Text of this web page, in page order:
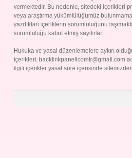
vermektedir. Bu nedenle, sitedeki içerikleri
veya araştırma yükümlülüğümüz
yazdıkları içeriklerin sorumluluğunu
sorumluluğu kabul etmiş sayılırlar.
Hukuka ve yasal düzenlemelere aykırı
içerikleri, backlinkpanelicomtr@gmail.com
ilgili içerikler yasal süre içerisinde sitemizden